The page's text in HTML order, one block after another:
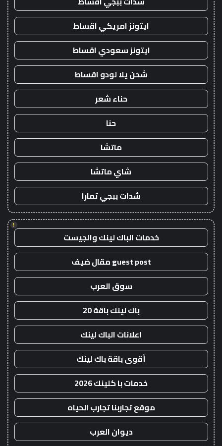
ايتونز امريكي اقساط
ايتونز سعودي اقساط
شحن يلا لودو اقساط
حناء شعر
حنا
ماتشا
شاي ماتشا
شدات ببجي تمارا
!
خدمات الباك لينك والجيست
guest post مقال ضيف
سوق العرب
باك لينك باقة 20
اعلانات الباك لينك
أقوى باقة باك لينك
خدمات با كلينك 2026
موقع تجاربنا تجارب الحياه
ديوان العرب